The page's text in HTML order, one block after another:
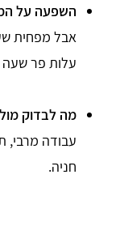
השפעה על
אבל מפחית
עלות פר שעה
מה לבדוק
עבודה מרבי,
חניה.